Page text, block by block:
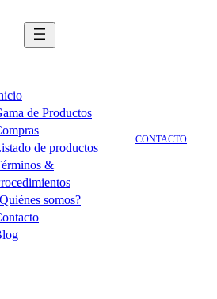
de Productos
de productos
&
somos?
CONTACTO